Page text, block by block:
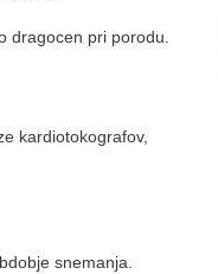
dragocen pri porodu.
kardiotokografov,
snemanja.